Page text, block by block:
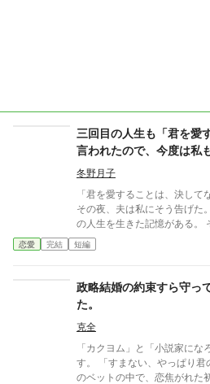
三回目の人生も「君を愛
言われたので、今度は私
冬野月子
「君を愛することは、決して
その夜、夫は私にそう告げた
の人生を生きた記憶がある。
に言われてきた。 逃げた一回目、我慢した二回目。
いずれも上手くいかなかった
恋愛 完結 短編
政略結婚の約束すら守っ
た。
克全
「カクヨム」と「小説家にな
す。 「すまない、やっぱり君
のベットの中で、恋焦がれた